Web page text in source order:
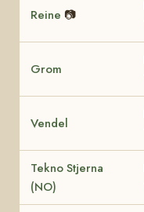
Reine 📷
Grom
Vendel
Tekno Stjerna
(NO)